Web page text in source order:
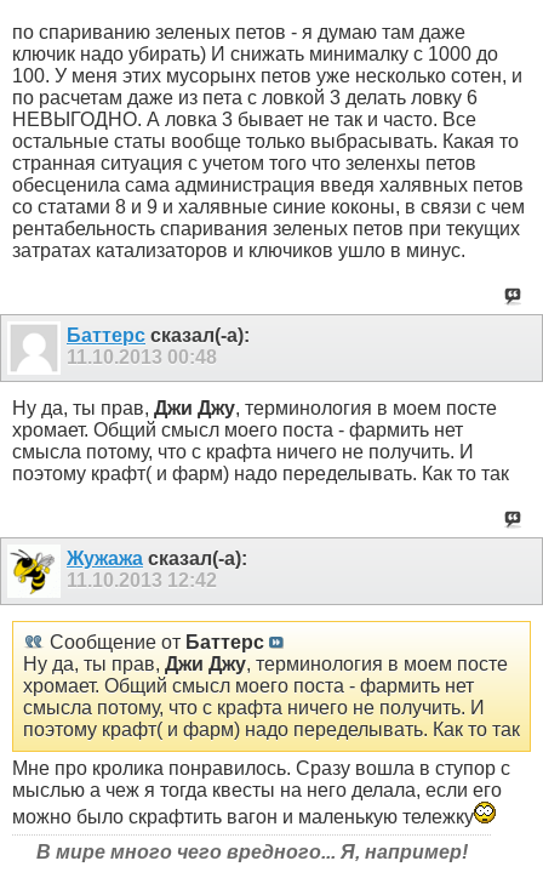
по спариванию зеленых петов - я думаю там даже
ключик надо убирать) И снижать минималку с 1000 до
100. У меня этих мусорынх петов уже несколько сотен, и
по расчетам даже из пета с ловкой 3 делать ловку 6
НЕВЫГОДНО. А ловка 3 бывает не так и часто. Все
остальные статы вообще только выбрасывать. Какая то
странная ситуация с учетом того что зеленхы петов
обесценила сама администрация введя халявных петов
со статами 8 и 9 и халявные синие коконы, в связи с чем
рентабельность спаривания зеленых петов при текущих
затратах катализаторов и ключиков ушло в минус.
Баттерс сказал(-а):
11.10.2013 00:48
Ну да, ты прав, Джи Джу, терминология в моем посте
хромает. Общий смысл моего поста - фармить нет
смысла потому, что с крафта ничего не получить. И
поэтому крафт( и фарм) надо переделывать. Как то так
Жужажа сказал(-а):
11.10.2013 12:42
Сообщение от Баттерс
Ну да, ты прав, Джи Джу, терминология в моем посте
хромает. Общий смысл моего поста - фармить нет
смысла потому, что с крафта ничего не получить. И
поэтому крафт( и фарм) надо переделывать. Как то так
Мне про кролика понравилось. Сразу вошла в ступор с
мыслью а чеж я тогда квесты на него делала, если его
можно было скрафтить вагон и маленькую тележку
В мире много чего вредного... Я, например!